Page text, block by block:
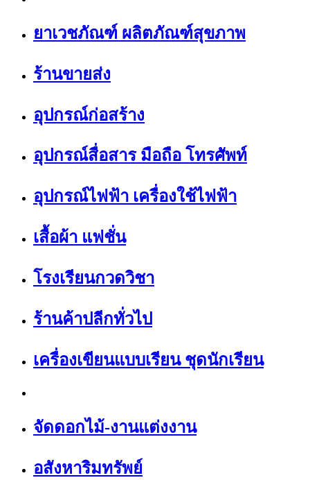
ยาเวชภัณฑ์ ผลิตภัณฑ์สุขภาพ
ร้านขายส่ง
อุปกรณ์ก่อสร้าง
อุปกรณ์สื่อสาร มือถือ โทรศัพท์
อุปกรณ์ไฟฟ้า เครื่องใช้ไฟฟ้า
เสื้อผ้า แฟชั่น
โรงเรียนกวดวิชา
ร้านค้าปลีกทั่วไป
เครื่องเขียนแบบเรียน ชุดนักเรียน
จัดดอกไม้-งานแต่งงาน
อสังหาริมทรัพย์